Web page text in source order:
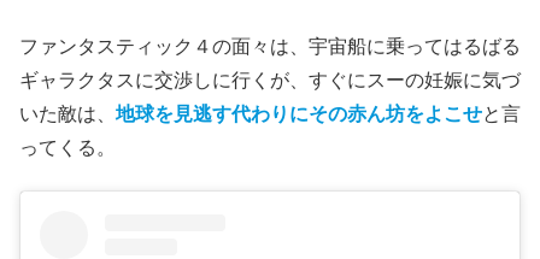
ファンタスティック４の面々は、宇宙船に乗ってはるばる
ギャラクタスに交渉しに行くが、すぐにスーの妊娠に気づ
いた敵は、 地球を見逃す代わりにその赤ん坊をよこせと言
ってくる。